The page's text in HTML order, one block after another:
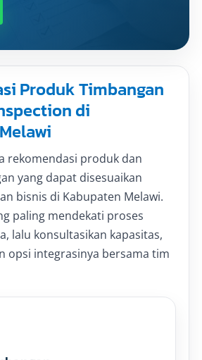
Produk Timbangan
di
rekomendasi produk dan
yang dapat disesuaikan
bisnis di Kabupaten Melawi.
paling mendekati proses
lalu konsultasikan kapasitas,
opsi integrasinya bersama tim